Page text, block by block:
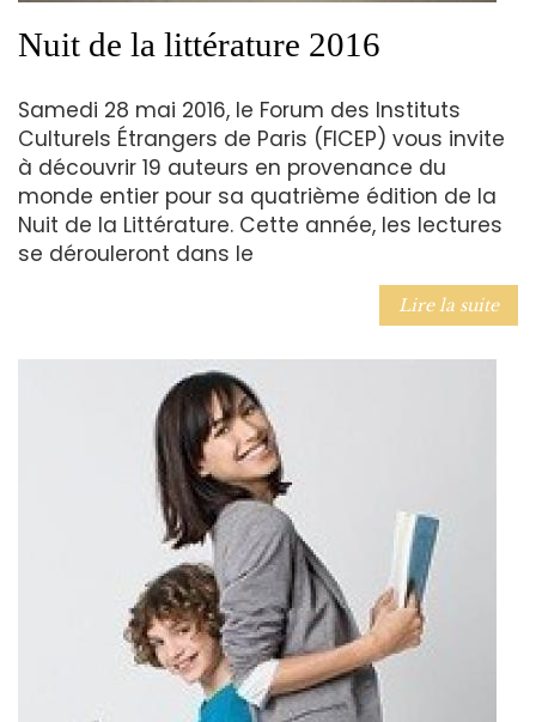
Nuit de la littérature 2016
Samedi 28 mai 2016, le Forum des Instituts
Culturels Étrangers de Paris (FICEP) vous invite
à découvrir 19 auteurs en provenance du
monde entier pour sa quatrième édition de la
Nuit de la Littérature. Cette année, les lectures
se dérouleront dans le
Lire la suite